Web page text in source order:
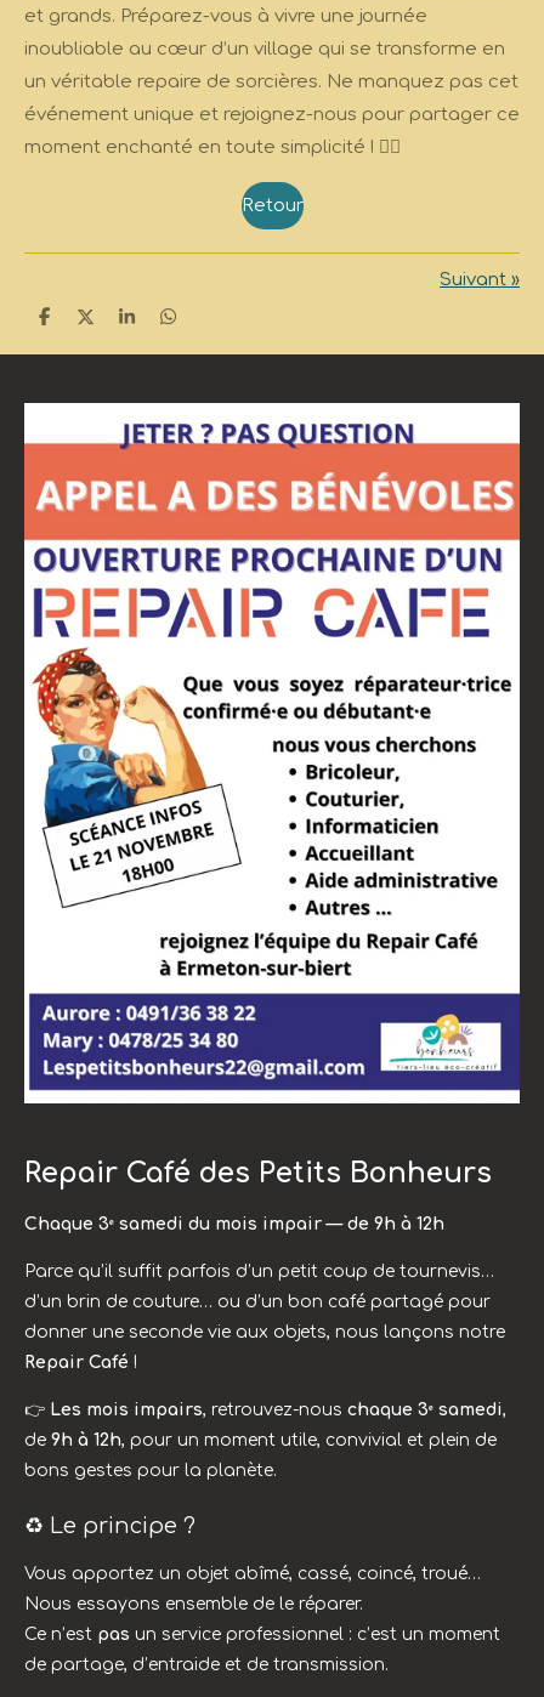
et grands. Préparez-vous à vivre une journée
inoubliable au cœur d’un village qui se transforme en
un véritable repaire de sorcières. Ne manquez pas cet
événement unique et rejoignez-nous pour partager ce
moment enchanté en toute simplicité ! 🧙‍♀️
Retour
Suivant »
P
r
P
r
P
r
r
P
r
e
Repair Café des Petits Bonheurs
Chaque 3ᵉ samedi du mois impair — de 9h à 12h
Parce qu’il suffit parfois d’un petit coup de tournevis…
d’un brin de couture… ou d’un bon café partagé pour
donner une seconde vie aux objets, nous lançons notre
Repair Café !
👉 Les mois impairs, retrouvez-nous chaque 3ᵉ samedi,
de 9h à 12h, pour un moment utile, convivial et plein de
bons gestes pour la planète.
♻️ Le principe ?
Vous apportez un objet abîmé, cassé, coincé, troué…
Nous essayons ensemble de le réparer.
Ce n’est pas un service professionnel : c’est un moment
de partage, d’entraide et de transmission.